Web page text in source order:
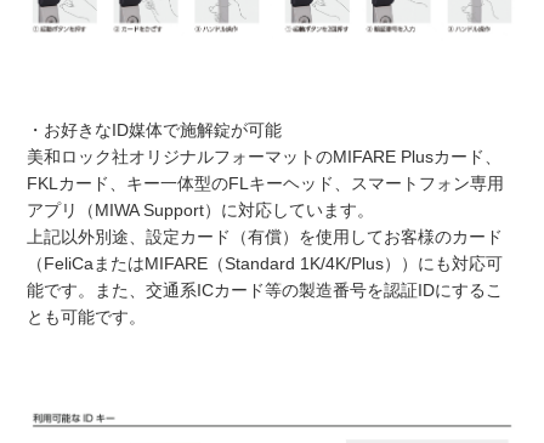
・お好きなID媒体で施解錠が可能
美和ロック社オリジナルフォーマットのMIFARE Plusカード、
FKLカード、キー一体型のFLキーヘッド、スマートフォン専用
アプリ（MIWA Support）に対応しています。
上記以外別途、設定カード（有償）を使用してお客様のカード
（FeliCaまたはMIFARE（Standard 1K/4K/Plus））にも対応可
能です。また、交通系ICカード等の製造番号を認証IDにするこ
とも可能です。